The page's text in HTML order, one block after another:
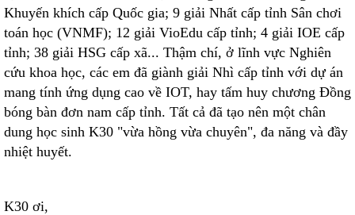
Khuyến khích cấp Quốc gia; 9 giải Nhất cấp tỉnh Sân chơi
toán học (VNMF); 12 giải VioEdu cấp tỉnh; 4 giải IOE cấp
tỉnh; 38 giải HSG cấp xã... Thậm chí, ở lĩnh vực Nghiên
cứu khoa học, các em đã giành giải Nhì cấp tỉnh với dự án
mang tính ứng dụng cao về IOT, hay tấm huy chương Đồng
bóng bàn đơn nam cấp tỉnh. Tất cả đã tạo nên một chân
dung học sinh K30 "vừa hồng vừa chuyên", đa năng và đầy
nhiệt huyết.
K30 ơi,